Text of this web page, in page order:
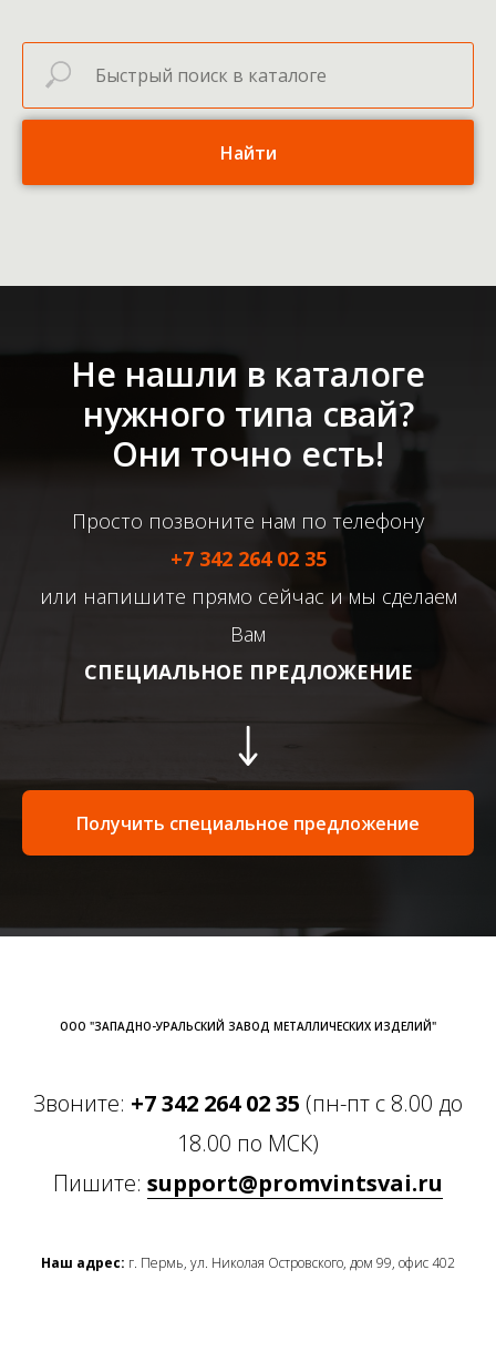
Найти
Не нашли в каталоге
нужного типа свай?
Они точно есть!
Просто позвоните нам по телефону
+7 342 264 02 35
или напишите прямо сейчас и мы сделаем
Вам
СПЕЦИАЛЬНОЕ ПРЕДЛОЖЕНИЕ
Получить специальное предложение
ООО "ЗАПАДНО-УРАЛЬСКИЙ ЗАВОД МЕТАЛЛИЧЕСКИХ ИЗДЕЛИЙ"
Звоните: +7 342 264 02 35 (пн-пт с 8.00 до
18.00 по МСК)
Пишите: support@promvintsvai.ru
Наш адрес: г. Пермь, ул. Николая Островского, дом 99, офис 402